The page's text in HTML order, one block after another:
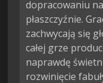
dopracowaniu
płaszczyźnie.
zachwycają się
całej grze
naprawdę
rozwinięcie